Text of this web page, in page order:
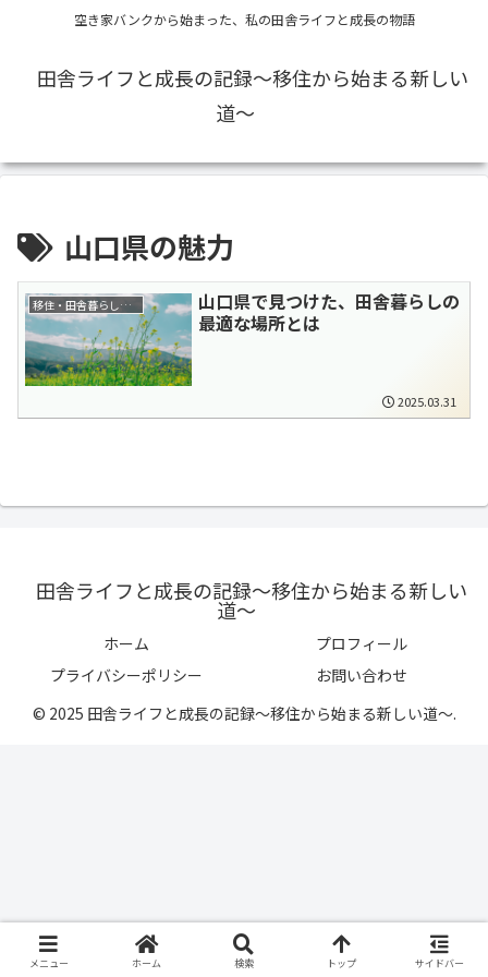
空き家バンクから始まった、私の田舎ライフと成長の物語
田舎ライフと成長の記録〜移住から始まる新しい
道〜
山口県の魅力
移住・田舎暮らし全般
山口県で見つけた、田舎暮らしの
最適な場所とは
2025.03.31
田舎ライフと成長の記録〜移住から始まる新しい
道〜
ホーム
プロフィール
プライバシーポリシー
お問い合わせ
© 2025 田舎ライフと成長の記録〜移住から始まる新しい道〜.
メニュー ホーム 検索 トップ サイドバー